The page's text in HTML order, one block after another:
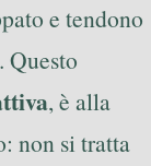
e tendono
Questo
, è alla
non si tratta